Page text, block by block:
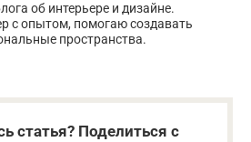
об интерьере и дизайне.
с опытом, помогаю создавать
пространства.
статья? Поделиться с